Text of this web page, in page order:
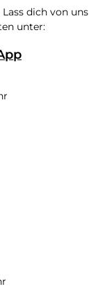
dich von uns
unter: